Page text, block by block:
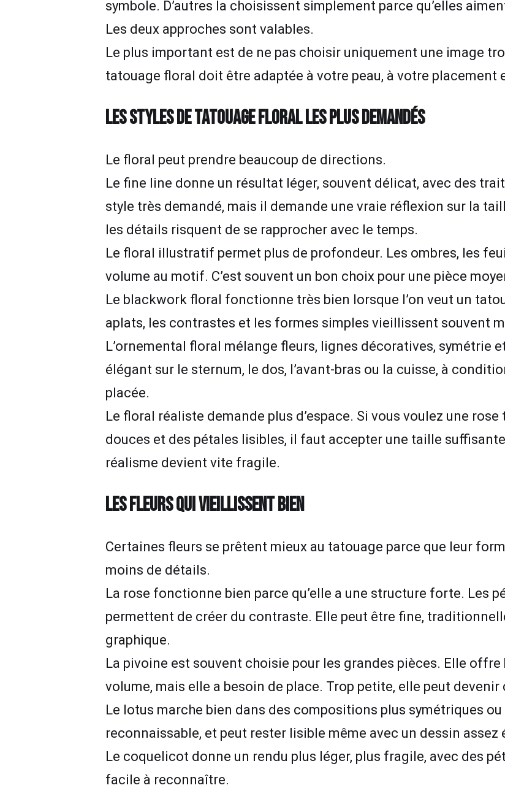
symbole. D’autres la choisissent simplement parce qu’elles
Les deux approches sont valables.
Le plus important est de ne pas choisir uniquement une image
tatouage floral doit être adaptée à votre peau, à votre placement
LES STYLES DE TATOUAGE FLORAL LES PLUS DEMANDÉS
Le floral peut prendre beaucoup de directions.
Le fine line donne un résultat léger, souvent délicat, avec des
style très demandé, mais il demande une vraie réflexion sur la
les détails risquent de se rapprocher avec le temps.
Le floral illustratif permet plus de profondeur. Les ombres, les
volume au motif. C’est souvent un bon choix pour une pièce
Le blackwork floral fonctionne très bien lorsque l’on veut un
aplats, les contrastes et les formes simples vieillissent souvent
L’ornemental floral mélange fleurs, lignes décoratives, symétrie
élégant sur le sternum, le dos, l’avant-bras ou la cuisse, à
placée.
Le floral réaliste demande plus d’espace. Si vous voulez une
douces et des pétales lisibles, il faut accepter une taille
réalisme devient vite fragile.
LES FLEURS QUI VIEILLISSENT BIEN
Certaines fleurs se prêtent mieux au tatouage parce que leur
moins de détails.
La rose fonctionne bien parce qu’elle a une structure forte. Les
permettent de créer du contraste. Elle peut être fine,
graphique.
La pivoine est souvent choisie pour les grandes pièces. Elle
volume, mais elle a besoin de place. Trop petite, elle peut devenir
Le lotus marche bien dans des compositions plus symétriques
reconnaissable, et peut rester lisible même avec un dessin assez
Le coquelicot donne un rendu plus léger, plus fragile, avec des
facile à reconnaître.